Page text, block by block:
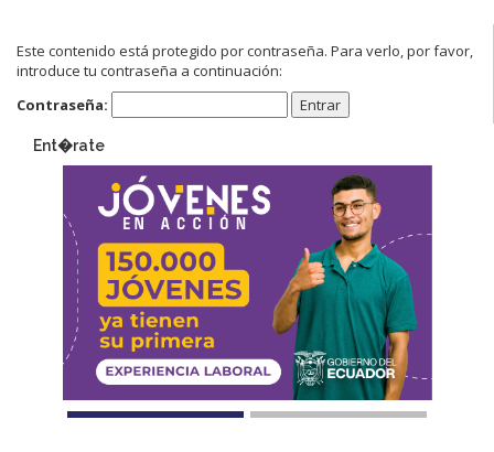
Este contenido está protegido por contraseña. Para verlo, por favor,
introduce tu contraseña a continuación:
Contraseña:
Ent�rate